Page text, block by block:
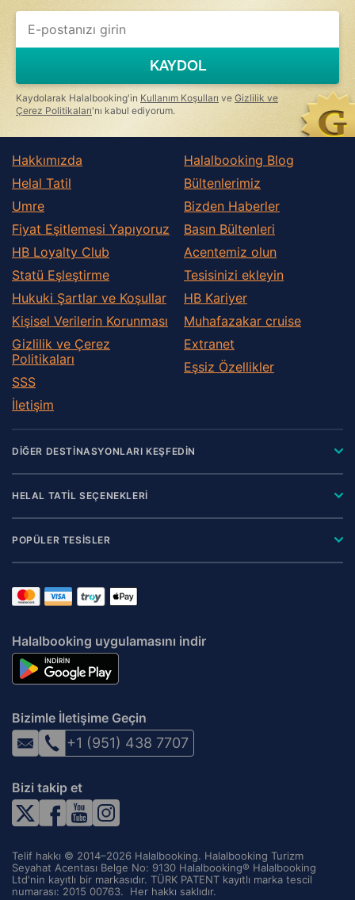
If
you
ignore
this
field
KAYDOL
Kaydolarak Halalbooking'in Kullanım Koşulları ve Gizlilik ve
Çerez Politikaları'nı kabul ediyorum.
Hakkımızda
Helal Tatil
Umre
Fiyat Eşitlemesi Yapıyoruz
HB Loyalty Club
Statü Eşleştirme
Hukuki Şartlar ve Koşullar
Kişisel Verilerin Korunması
Gizlilik ve Çerez
Politikaları
SSS
İletişim
Halalbooking Blog
Bültenlerimiz
Bizden Haberler
Basın Bültenleri
Acentemiz olun
Tesisinizi ekleyin
HB Kariyer
Muhafazakar сruise
Extranet
Eşsiz Özellikler
DİĞER DESTİNASYONLARI KEŞFEDİN
HELAL TATİL SEÇENEKLERİ
POPÜLER TESİSLER
Halalbooking uygulamasını indir
Bizimle İletişime Geçin
+1 (951) 438 7707
Bizi takip et
Telif hakkı © 2014–2026 Halalbooking. Halalbooking Turizm
Seyahat Acentası Belge No: 9130 Halalbooking® Halalbooking
Ltd'nin kayıtlı bir markasıdır. TÜRK PATENT kayıtlı marka tescil
numarası: 2015 00763. ‌ Her hakkı saklıdır.